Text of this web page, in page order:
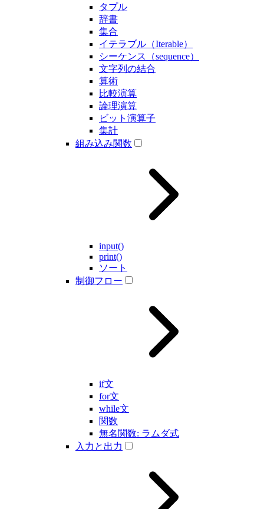
タプル
辞書
集合
イテラブル（Iterable）
シーケンス（sequence）
文字列の結合
算術
比較演算
論理演算
ビット演算子
集計
組み込み関数
input()
print()
ソート
制御フロー
if文
for文
while文
関数
無名関数: ラムダ式
入力と出力